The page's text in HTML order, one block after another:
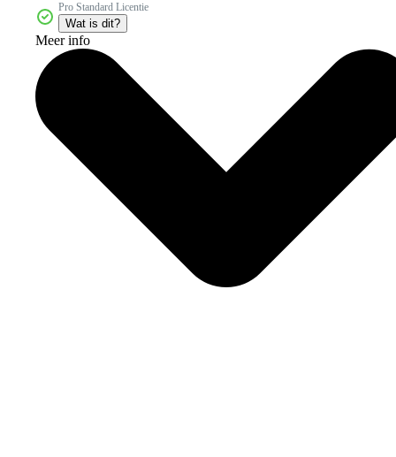
Pro Standard Licentie
Wat is dit?
Meer info